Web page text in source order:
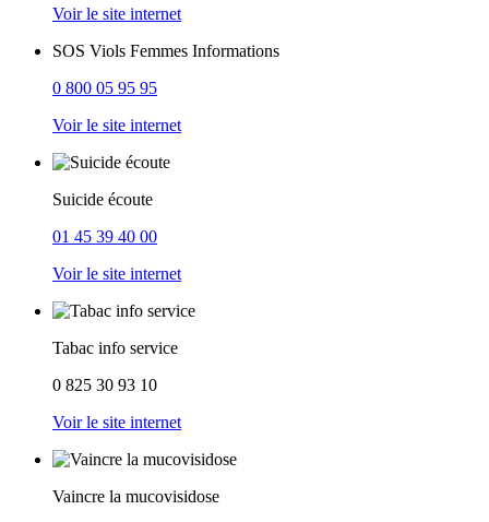
Voir le site internet
SOS Viols Femmes Informations
0 800 05 95 95
Voir le site internet
Suicide écoute
01 45 39 40 00
Voir le site internet
Tabac info service
0 825 30 93 10
Voir le site internet
Vaincre la mucovisidose